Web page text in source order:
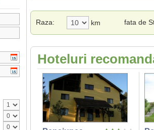
Raza: km fata de
Hoteluri